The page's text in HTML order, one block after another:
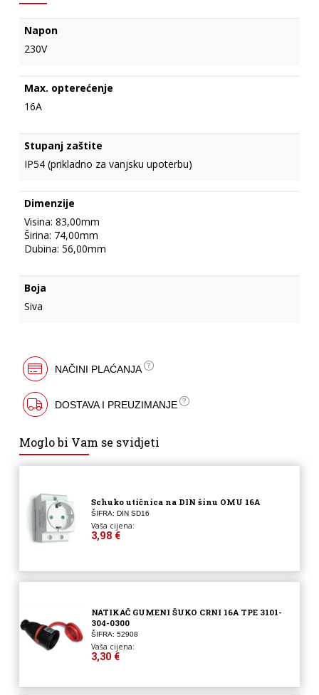
Napon
230V
Max. opterećenje
16A
Stupanj zaštite
IP54 (prikladno za vanjsku upoterbu)
Dimenzije
Visina: 83,00mm
Širina: 74,00mm
Dubina: 56,00mm
Boja
Siva
NAČINI PLAĆANJA
DOSTAVA I PREUZIMANJE
Moglo bi Vam se svidjeti
Schuko utičnica na DIN šinu OMU 16A
ŠIFRA: DIN SD16
Vaša cijena:
3,98 €
NATIKAČ GUMENI ŠUKO CRNI 16A TPE 3101-
304-0300
ŠIFRA: 52908
Vaša cijena:
3,30 €